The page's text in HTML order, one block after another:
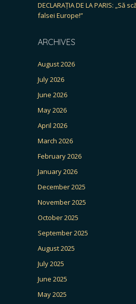
DECLARAȚIA DE LA PARIS: „Să
falsei Europe!”
ARCHIVES
August 2026
July 2026
June 2026
May 2026
April 2026
March 2026
February 2026
January 2026
December 2025
November 2025
October 2025
September 2025
August 2025
July 2025
June 2025
May 2025